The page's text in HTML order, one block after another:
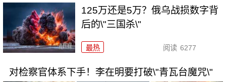
125万还是5万？俄乌战损数字背
后的\"三国杀\"
最热 阅读 6277
对检察官体系下手！李在明要打破\"青瓦台魔咒\"